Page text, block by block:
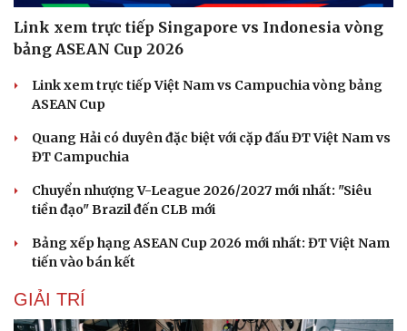
Sức khỏe
Dinh dưỡng - món ngon
Link xem trực tiếp Singapore vs Indonesia vòng
bảng ASEAN Cup 2026
Link xem trực tiếp Việt Nam vs Campuchia vòng bảng
ASEAN Cup
Quang Hải có duyên đặc biệt với cặp đấu ĐT Việt Nam vs
ĐT Campuchia
Chuyển nhượng V-League 2026/2027 mới nhất: "Siêu
tiền đạo" Brazil đến CLB mới
Bảng xếp hạng ASEAN Cup 2026 mới nhất: ĐT Việt Nam
tiến vào bán kết
GIẢI TRÍ